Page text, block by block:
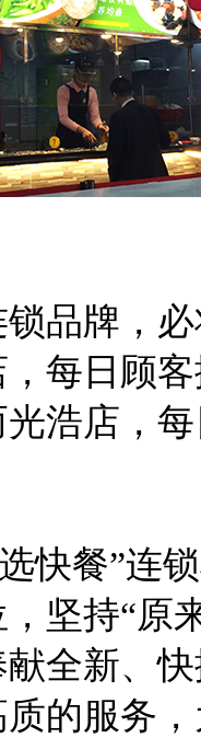
品牌，
每日顾
浩店，
快餐”连
坚持“原
全新、
的服务